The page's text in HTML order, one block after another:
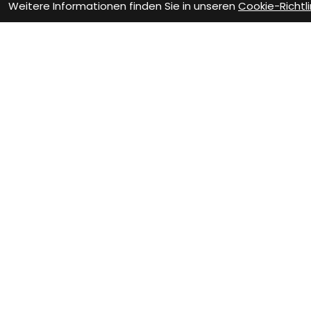
Weitere Informationen finden Sie in unseren Cookie-